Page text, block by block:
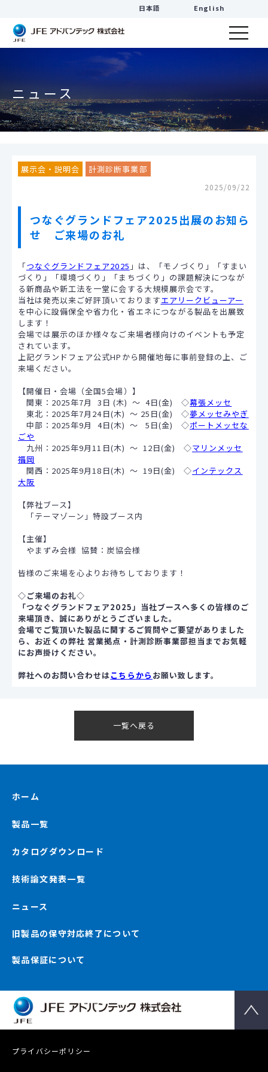
日本語 English
ニュース
展示会・説明会 計測診断事業部
2025/09/22
つなぐグランドフェア2025出展のお知ら
せ ご来場のお礼
「つなぐグランドフェア2025 」は、「モノづくり」「すまい
づくり」「環境づくり」「まちづくり」の課題解決につなが
る新商品や新工法を一堂に会する大規模展示会です。
当社は発売以来ご好評頂いておりますエアリークビューアー
を中心に設備保全や省力化・省エネにつながる製品を出展致
します！
会場では展示のほか様々なご来場者様向けのイベントも予定
されています。
上記グランドフェア公式HPから開催地毎に事前登録の上、ご
来場ください。
【開催日・会場（全国5会場）】
関東：2025年7月 3日 (木) ～ 4日(金) ◇幕張メッセ
東北：2025年7月24日(木) ～ 25日(金) ◇夢メッセみやぎ
中部：2025年9月 4日(木) ～ 5日(金) ◇ポートメッセな
ごや
九州：2025年9月11日(木) ～ 12日(金) ◇マリンメッセ
福岡
関西：2025年9月18日(木) ～ 19日(金) ◇インテックス
大阪
【弊社ブース】
「テーマゾーン」特設ブース内
【主催】
やまずみ会様 協賛：炭協会様
皆様のご来場を心よりお待ちしております！
◇ご来場のお礼◇
「つなぐグランドフェア2025」当社ブースへ多くの皆様のご
来場頂き、誠にありがとうございました。
会場でご覧頂いた製品に関するご質問やご要望がありました
ら、お近くの弊社 営業拠点・計測診断事業部担当までお気軽
にお声掛けください。
弊社へのお問い合わせはこちらから お願い致します。
一覧へ戻る
ホーム
製品一覧
カタログダウンロード
技術論文発表一覧
ニュース
旧製品の保守対応終了について
製品保証について
プライバシーポリシー